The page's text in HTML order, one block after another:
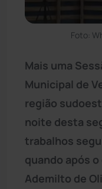
Foto:
Mais uma
Municipal de
região
noite desta
trabalhos
quando após
Ademilto de